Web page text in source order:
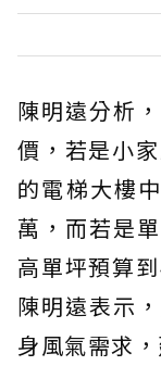
陳明遠分析
價，若是小
的電梯大樓
萬，而若是
高單坪預算
陳明遠表示
身風氣需求